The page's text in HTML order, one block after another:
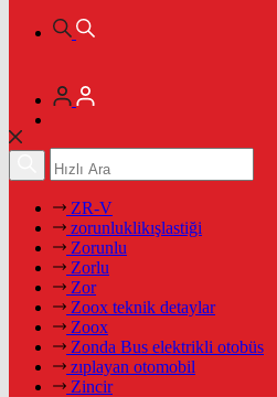
ZR-V
zorunluklikışlastiği
Zorunlu
Zorlu
Zor
Zoox teknik detaylar
Zoox
Zonda Bus elektrikli otobüs
zıplayan otomobil
Zincir